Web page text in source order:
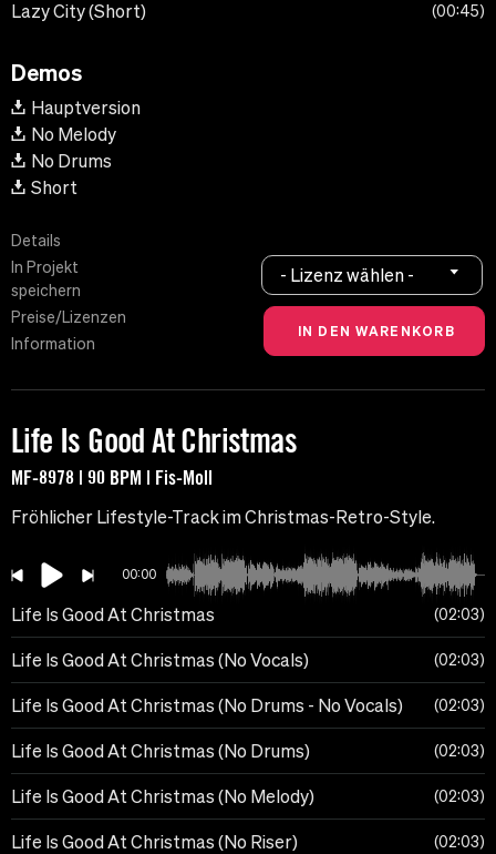
Lazy City (Short) 00:45
Demos
Hauptversion
No Melody
No Drums
Short
Details
In Projekt
speichern
Preise/Lizenzen
Information
- Lizenz wählen -
Life Is Good At Christmas
MF-8978 | 90 BPM | Fis-Moll
Fröhlicher Lifestyle-Track im Christmas-Retro-Style.
00:00
Life Is Good At Christmas 02:03
Life Is Good At Christmas (No Vocals) 02:03
Life Is Good At Christmas (No Drums - No Vocals) 02:03
Life Is Good At Christmas (No Drums) 02:03
Life Is Good At Christmas (No Melody) 02:03
Life Is Good At Christmas (No Riser) 02:03